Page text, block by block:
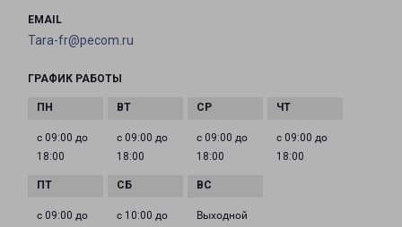
EMAIL
Tara-fr@pecom.ru
ГРАФИК РАБОТЫ
с 09:00 до
18:00
с 09:00 до
18:00
с 09:00 до
18:00
с 09:00 до
18:00
с 09:00 до
с 10:00 до
Выходной